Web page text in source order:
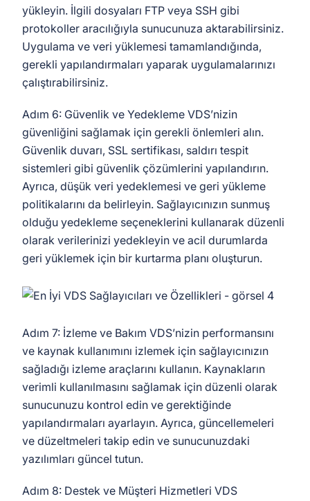
yükleyin. İlgili dosyaları FTP veya SSH gibi
protokoller aracılığıyla sunucunuza aktarabilirsiniz.
Uygulama ve veri yüklemesi tamamlandığında,
gerekli yapılandırmaları yaparak uygulamalarınızı
çalıştırabilirsiniz.
Adım 6: Güvenlik ve Yedekleme VDS’nizin
güvenliğini sağlamak için gerekli önlemleri alın.
Güvenlik duvarı, SSL sertifikası, saldırı tespit
sistemleri gibi güvenlik çözümlerini yapılandırın.
Ayrıca, düşük veri yedeklemesi ve geri yükleme
politikalarını da belirleyin. Sağlayıcınızın sunmuş
olduğu yedekleme seçeneklerini kullanarak düzenli
olarak verilerinizi yedekleyin ve acil durumlarda
geri yüklemek için bir kurtarma planı oluşturun.
Adım 7: İzleme ve Bakım VDS’nizin performansını
ve kaynak kullanımını izlemek için sağlayıcınızın
sağladığı izleme araçlarını kullanın. Kaynakların
verimli kullanılmasını sağlamak için düzenli olarak
sunucunuzu kontrol edin ve gerektiğinde
yapılandırmaları ayarlayın. Ayrıca, güncellemeleri
ve düzeltmeleri takip edin ve sunucunuzdaki
yazılımları güncel tutun.
Adım 8: Destek ve Müşteri Hizmetleri VDS